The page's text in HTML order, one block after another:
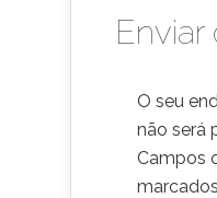
O seu
não será
Campos